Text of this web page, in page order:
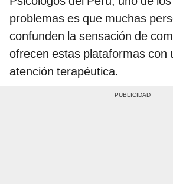
problemas es que muchas
confunden la sensación de
ofrecen estas plataformas con
atención terapéutica.